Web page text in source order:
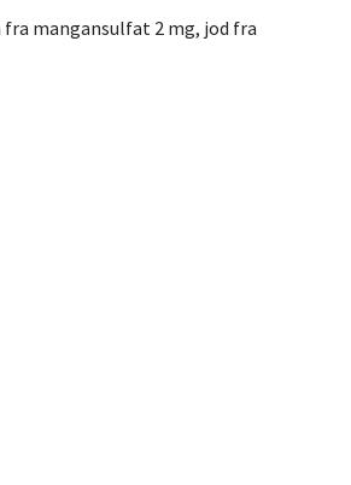
mangansulfat 2 mg, jod fra